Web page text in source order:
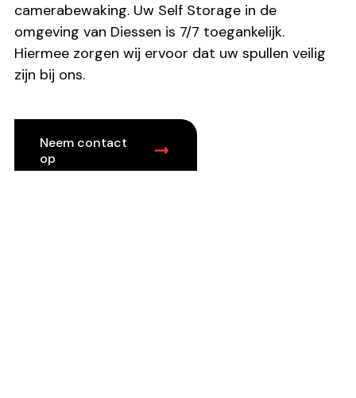
camerabewaking. Uw Self Storage in de
omgeving van Diessen is 7/7 toegankelijk.
Hiermee zorgen wij ervoor dat uw spullen veilig
zijn bij ons.
Neem contact
op